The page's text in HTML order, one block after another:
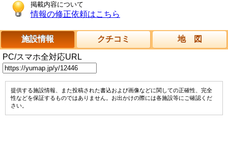
掲載内容について
情報の修正依頼はこちら
施設情報 クチコミ 地 図
PC/スマホ全対応URL
提供する施設情報、また投稿された書込および画像などに関しての正確性、完全
性などを保証するものではありません。お出かけの際には各施設等にご確認くだ
さい。